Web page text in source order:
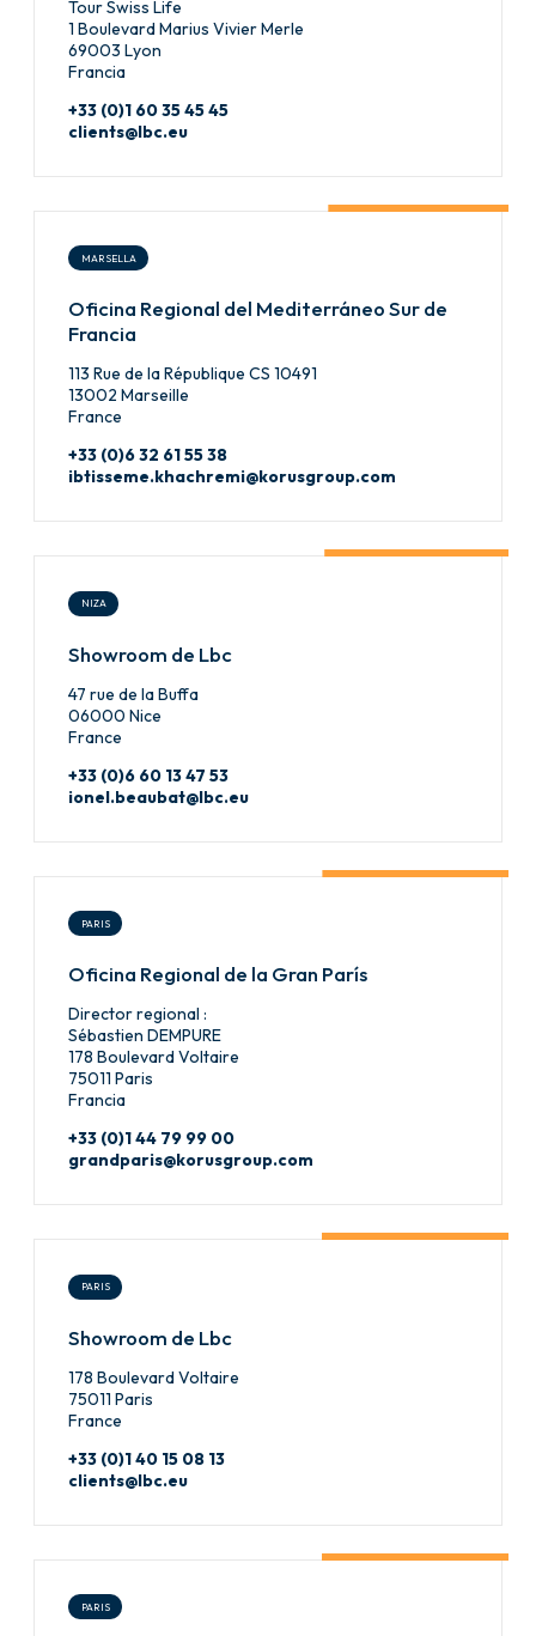
Tour Swiss Life
1 Boulevard Marius Vivier Merle
69003 Lyon
Francia
+33 (0)1 60 35 45 45
clients@lbc.eu
MARSELLA
Oficina Regional del Mediterráneo Sur de
Francia
113 Rue de la République CS 10491
13002 Marseille
France
+33 (0)6 32 61 55 38
ibtisseme.khachremi@korusgroup.com
NIZA
Showroom de Lbc
47 rue de la Buffa
06000 Nice
France
+33 (0)6 60 13 47 53
ionel.beaubat@lbc.eu
PARIS
Oficina Regional de la Gran París
Director regional :
Sébastien DEMPURE
178 Boulevard Voltaire
75011 Paris
Francia
+33 (0)1 44 79 99 00
grandparis@korusgroup.com
PARIS
Showroom de Lbc
178 Boulevard Voltaire
75011 Paris
France
+33 (0)1 40 15 08 13
clients@lbc.eu
PARIS